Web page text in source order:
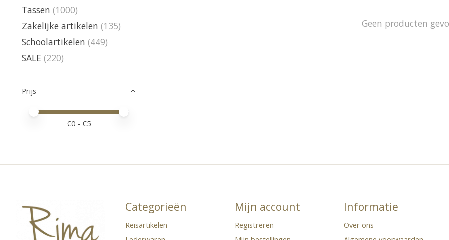
Tassen (1000)
Zakelijke artikelen (135)
Schoolartikelen (449)
SALE (220)
Prijs
Minimale prijswaarde
Price maximum value
€0 - €5
Geen producten
Categorieën
Reisartikelen
Mijn account
Registreren
Informatie
Over ons